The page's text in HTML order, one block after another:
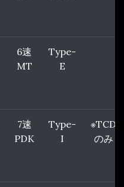
6速
MT
Type-
E
7速
PDK
Type-
I
※TCD
のみ